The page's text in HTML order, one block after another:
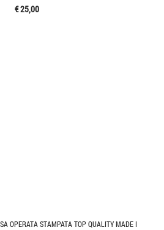
€ 25,00
OPERATA STAMPATA TOP QUALITY MADE I